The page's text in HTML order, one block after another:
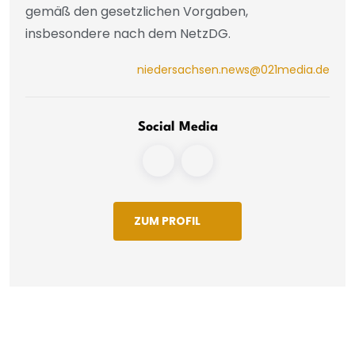
gemäß den gesetzlichen Vorgaben,
insbesondere nach dem NetzDG.
niedersachsen.news@021media.de
Social Media
ZUM PROFIL